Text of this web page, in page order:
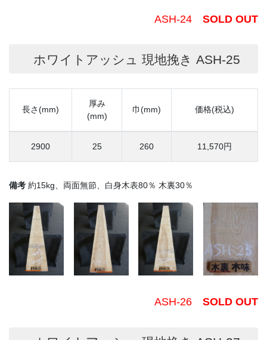
ASH-24 SOLD OUT
ホワイトアッシュ 現地挽き ASH-25
長さ(mm)
厚み
(mm)
巾(mm) 価格(税込)
2900 25 260 11,570円
備考 約15kg、両面無節、白身木表80％ 木裏30％
ASH-26 SOLD OUT